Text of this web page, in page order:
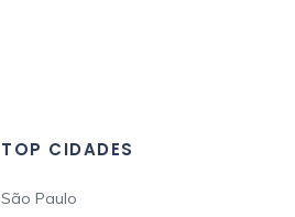
TOP CIDADES
São Paulo